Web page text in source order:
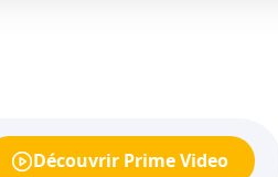
Découvrir Prime Video